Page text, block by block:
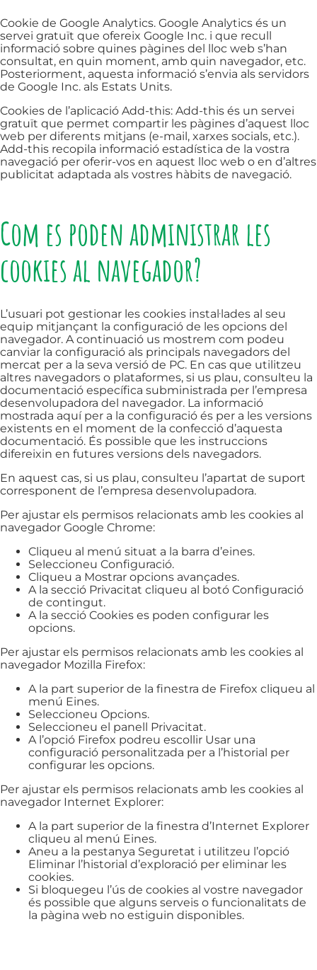
Cookie de Google Analytics. Google Analytics és un
servei gratuït que ofereix Google Inc. i que recull
informació sobre quines pàgines del lloc web s’han
consultat, en quin moment, amb quin navegador, etc.
Posteriorment, aquesta informació s’envia als servidors
de Google Inc. als Estats Units.
Cookies de l’aplicació Add-this: Add-this és un servei
gratuït que permet compartir les pàgines d’aquest lloc
web per diferents mitjans (e-mail, xarxes socials, etc.).
Add-this recopila informació estadística de la vostra
navegació per oferir-vos en aquest lloc web o en d’altres
publicitat adaptada als vostres hàbits de navegació.
Com es poden administrar les
cookies al navegador?
L’usuari pot gestionar les cookies instal·lades al seu
equip mitjançant la configuració de les opcions del
navegador. A continuació us mostrem com podeu
canviar la configuració als principals navegadors del
mercat per a la seva versió de PC. En cas que utilitzeu
altres navegadors o plataformes, si us plau, consulteu la
documentació específica subministrada per l’empresa
desenvolupadora del navegador. La informació
mostrada aquí per a la configuració és per a les versions
existents en el moment de la confecció d’aquesta
documentació. És possible que les instruccions
difereixin en futures versions dels navegadors.
En aquest cas, si us plau, consulteu l’apartat de suport
corresponent de l’empresa desenvolupadora.
Per ajustar els permisos relacionats amb les cookies al
navegador Google Chrome:
Cliqueu al menú situat a la barra d’eines.
Seleccioneu Configuració.
Cliqueu a Mostrar opcions avançades.
A la secció Privacitat cliqueu al botó Configuració
de contingut.
A la secció Cookies es poden configurar les
opcions.
Per ajustar els permisos relacionats amb les cookies al
navegador Mozilla Firefox:
A la part superior de la finestra de Firefox cliqueu al
menú Eines.
Seleccioneu Opcions.
Seleccioneu el panell Privacitat.
A l’opció Firefox podreu escollir Usar una
configuració personalitzada per a l’historial per
configurar les opcions.
Per ajustar els permisos relacionats amb les cookies al
navegador Internet Explorer:
A la part superior de la finestra d’Internet Explorer
cliqueu al menú Eines.
Aneu a la pestanya Seguretat i utilitzeu l’opció
Eliminar l’historial d’exploració per eliminar les
cookies.
Si bloquegeu l’ús de cookies al vostre navegador
és possible que alguns serveis o funcionalitats de
la pàgina web no estiguin disponibles.